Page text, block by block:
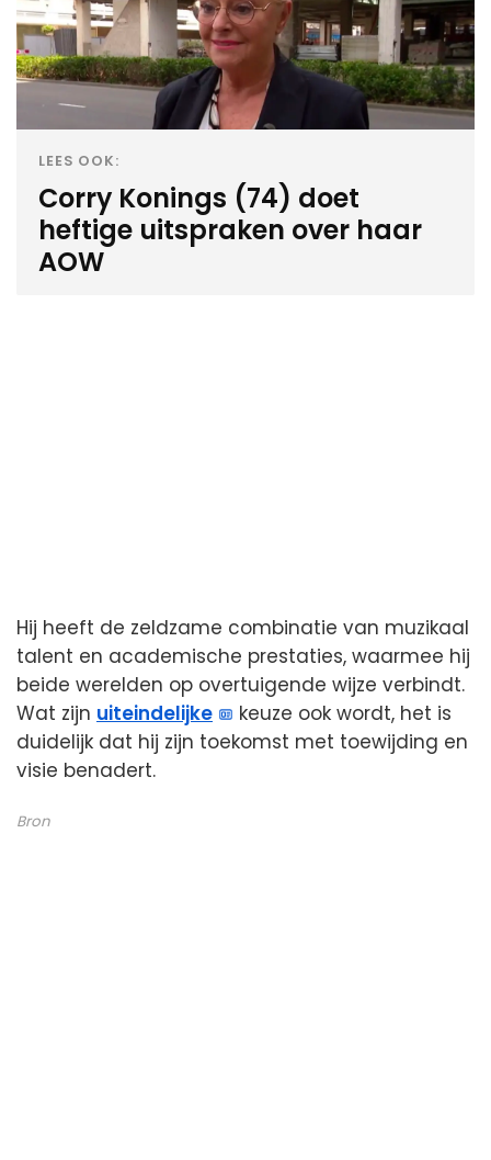
LEES OOK:
Corry Konings (74) doet
heftige uitspraken over haar
AOW
Hij heeft de zeldzame combinatie van muzikaal
talent en academische prestaties, waarmee hij
beide werelden op overtuigende wijze verbindt.
Wat zijn uiteindelijke
keuze ook wordt, het is
duidelijk dat hij zijn toekomst met toewijding en
visie benadert.
Bron